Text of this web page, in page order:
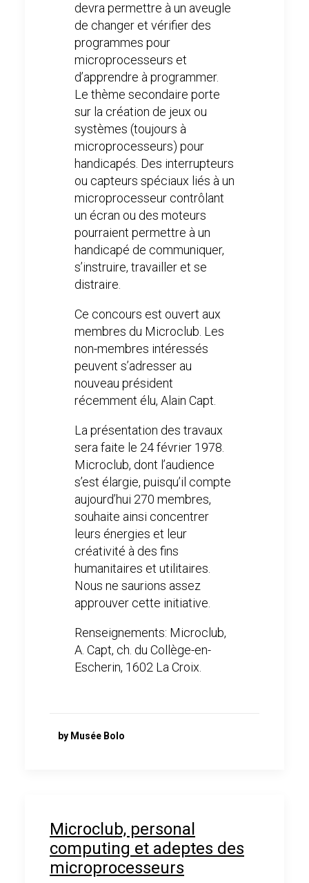
devra permettre à un aveugle
de changer et vérifier des
programmes pour
microprocesseurs et
d’apprendre à programmer.
Le thème secondaire porte
sur la création de jeux ou
systèmes (toujours à
microprocesseurs) pour
handicapés. Des interrupteurs
ou capteurs spéciaux liés à un
microprocesseur contrôlant
un écran ou des moteurs
pourraient permettre à un
handicapé de communiquer,
s’instruire, travailler et se
distraire.
Ce concours est ouvert aux
membres du Microclub. Les
non-membres intéressés
peuvent s’adresser au
nouveau président
récemment élu, Alain Capt.
La présentation des travaux
sera faite le 24 février 1978.
Microclub, dont l’audience
s’est élargie, puisqu’il compte
aujourd’hui 270 membres,
souhaite ainsi concentrer
leurs énergies et leur
créativité à des fins
humanitaires et utilitaires.
Nous ne saurions assez
approuver cette initiative.
Renseignements: Microclub,
A. Capt, ch. du Collège-en-
Escherin, 1602 La Croix.
by Musée Bolo
Microclub, personal
computing et adeptes des
microprocesseurs